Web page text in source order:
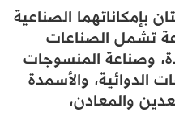
بإمكاناتهما الصناعية
تشمل الصناعات
وصناعة المنسوجات
الدوائية، والأسمدة
والمعادن،